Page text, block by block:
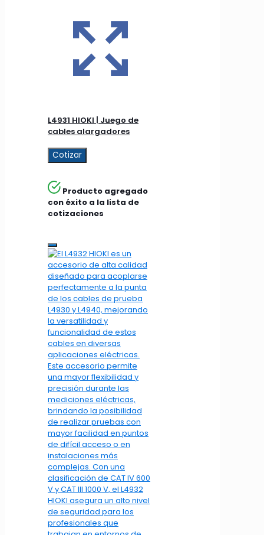
L4931 HIOKI | Juego de
cables alargadores
Cotizar
Producto agregado
con éxito a la lista de
cotizaciones